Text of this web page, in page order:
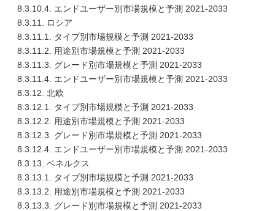
8.3.10.4. エンドユーザー別市場規模と予測 2021-2033
8.3.11. ロシア
8.3.11.1. タイプ別市場規模と予測 2021-2033
8.3.11.2. 用途別市場規模と予測 2021-2033
8.3.11.3. グレード別市場規模と予測 2021-2033
8.3.11.4. エンドユーザー別市場規模と予測 2021-2033
8.3.12. 北欧
8.3.12.1. タイプ別市場規模と予測 2021-2033
8.3.12.2. 用途別市場規模と予測 2021-2033
8.3.12.3. グレード別市場規模と予測 2021-2033
8.3.12.4. エンドユーザー別市場規模と予測 2021-2033
8.3.13. ベネルクス
8.3.13.1. タイプ別市場規模と予測 2021-2033
8.3.13.2. 用途別市場規模と予測 2021-2033
8.3.13.3. グレード別市場規模と予測 2021-2033